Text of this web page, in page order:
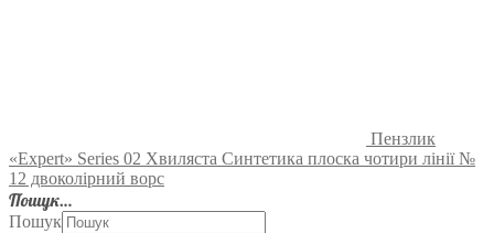
Пензлик
«Expert» Series 02 Хвиляста Синтетика плоска чотири лінії №
12 двоколірний ворс
Пошук…
Пошук